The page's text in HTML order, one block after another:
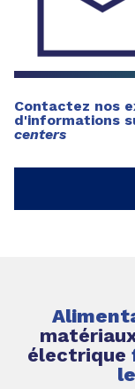
Contactez nos
d'informations
centers
électrique